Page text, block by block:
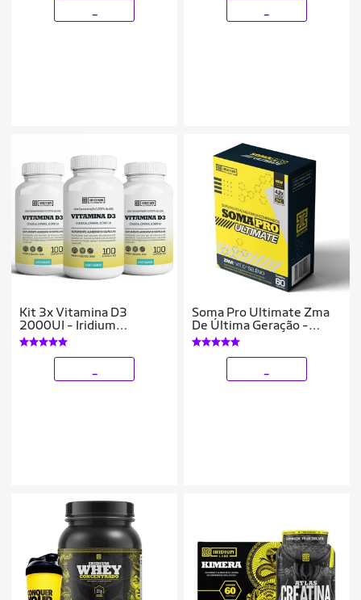
Kit 3x Vitamina D3
2000UI - Iridium
Elements
Soma Pro Ultimate Zma
De Última Geração -
Iridium Labs